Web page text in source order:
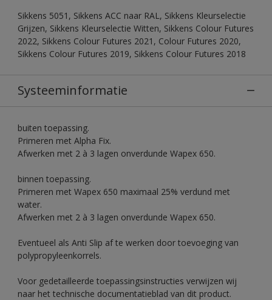
Sikkens 5051, Sikkens ACC naar RAL, Sikkens Kleurselectie
Grijzen, Sikkens Kleurselectie Witten, Sikkens Colour Futures
2022, Sikkens Colour Futures 2021, Colour Futures 2020,
Sikkens Colour Futures 2019, Sikkens Colour Futures 2018
Systeeminformatie
buiten toepassing.
Primeren met Alpha Fix.
Afwerken met 2 à 3 lagen onverdunde Wapex 650.
binnen toepassing.
Primeren met Wapex 650 maximaal 25% verdund met
water.
Afwerken met 2 à 3 lagen onverdunde Wapex 650.
Eventueel als Anti Slip af te werken door toevoeging van
polypropyleenkorrels.
Voor gedetailleerde toepassingsinstructies verwijzen wij
naar het technische documentatieblad van dit product.